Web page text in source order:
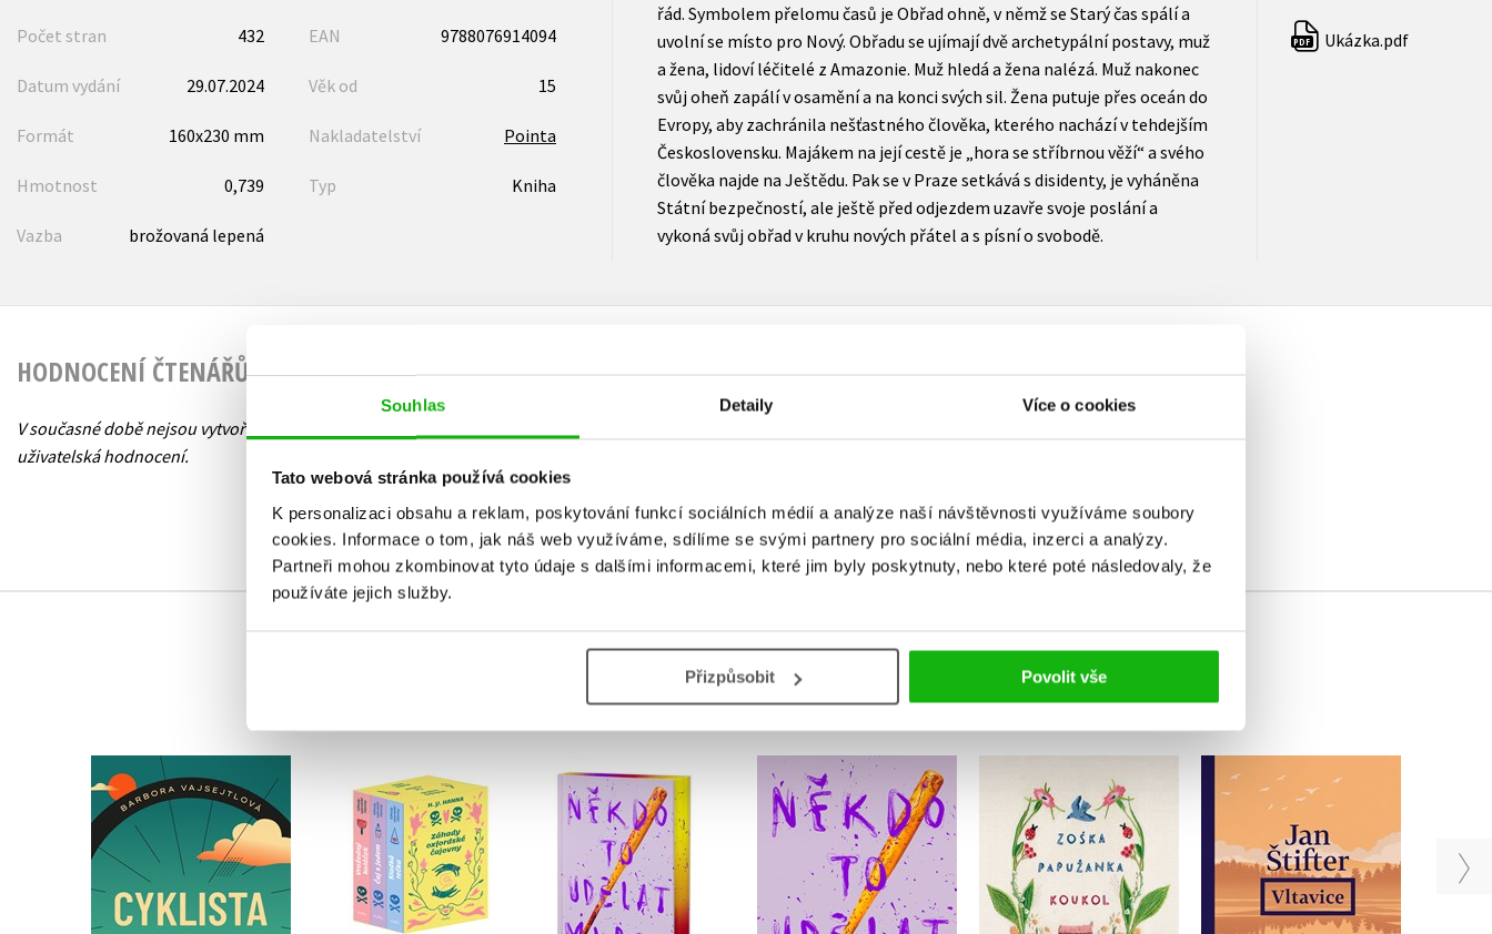
Souhlas Detaily Více o cookies
Tato webová stránka používá cookies
K personalizaci obsahu a reklam, poskytování funkcí sociálních médií a analýze naší návštěvnosti využíváme soubory
cookies. Informace o tom, jak náš web využíváme, sdílíme se svými partnery pro sociální média, inzerci a analýzy.
Partneři mohou zkombinovat tyto údaje s dalšími informacemi, které jim byly poskytnuty, nebo které poté následovaly, že
používáte jejich služby.
Přizpůsobit Povolit vše
Počet stran 432 EAN 9788076914094
Datum vydání 29.07.2024 Věk od 15
Formát 160x230 mm Nakladatelství Pointa
Hmotnost 0,739 Typ Kniha
Vazba brožovaná lepená
řád. Symbolem přelomu časů je Obřad ohně, v němž se Starý čas spálí a
uvolní se místo pro Nový. Obřadu se ujímají dvě archetypální postavy, muž
a žena, lidoví léčitelé z Amazonie. Muž hledá a žena nalézá. Muž nakonec
svůj oheň zapálí v osamění a na konci svých sil. Žena putuje přes oceán do
Evropy, aby zachránila nešťastného člověka, kterého nachází v tehdejším
Československu. Majákem na její cestě je „hora se stříbrnou věží“ a svého
člověka najde na Ještědu. Pak se v Praze setkává s disidenty, je vyháněna
Státní bezpečností, ale ještě před odjezdem uzavře svoje poslání a
vykoná svůj obřad v kruhu nových přátel a s písní o svobodě.
PDF Ukázka.pdf
HODNOCENÍ ČTENÁŘŮ
V současné době nejsou vytvořena žádná
uživatelská hodnocení.
Vaše hodnocení
Uživatelskou recenzi mohou vkládat pouze registrovaní uživatelé
Přihlásit
MOHLO BY VÁS TAKÉ ZAJÍMAT
Cyklista
Barbora Vajsejtlová
Záhady oxfordské
čajovny - BOX
H. Y. Hanna
Někdo to udělat musel
- limitované vydání
Velikovsky
Někdo to udělat musel
Velikovsky
,
Radka Třeštíková
Koukol
Zoska Papuzanka
Vltavice
Jan Štifter